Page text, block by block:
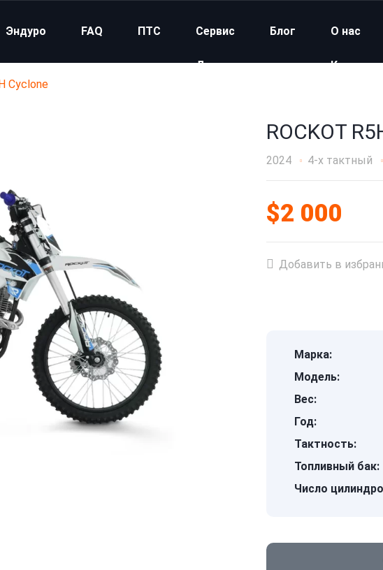
Эндуро FAQ ПТС Сервис
Доставка
Блог О нас
Cyclone
ROCKOT
2024 4-x тактный
$2 000
Добавить в
Марка:
Модель:
Вес:
Год:
Тактность:
Топливный бак:
Число